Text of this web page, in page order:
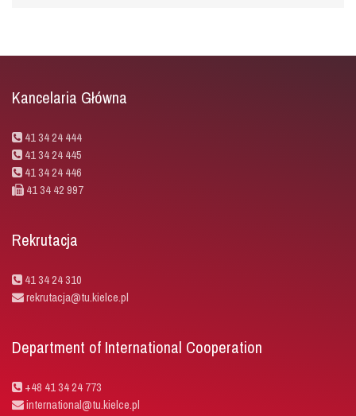
Kancelaria Główna
41 34 24 444
41 34 24 445
41 34 24 446
41 34 42 997
Rekrutacja
41 34 24 310
rekrutacja@tu.kielce.pl
Department of International Cooperation
+48 41 34 24 773
international@tu.kielce.pl